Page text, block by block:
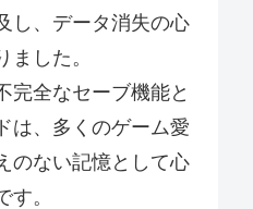
し、データ消失の心
ました。
完全なセーブ機能と
は、多くのゲーム愛
のない記憶として心
。